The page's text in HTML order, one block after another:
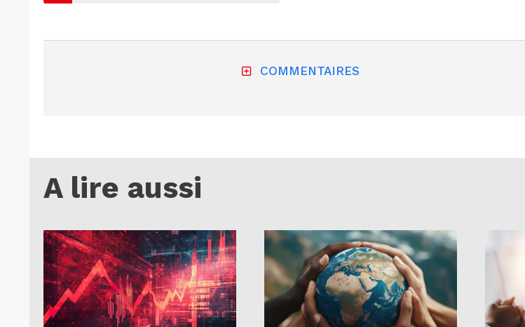
COMMENTAIRES
A lire aussi